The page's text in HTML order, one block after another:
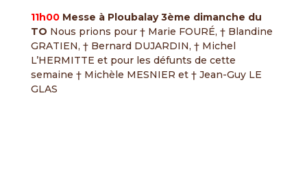
11h00 Messe à Ploubalay 3ème dimanche du
TO Nous prions pour † Marie FOURÉ, † Blandine
GRATIEN, † Bernard DUJARDIN, † Michel
L’HERMITTE et pour les défunts de cette
semaine † Michèle MESNIER et † Jean-Guy LE
GLAS